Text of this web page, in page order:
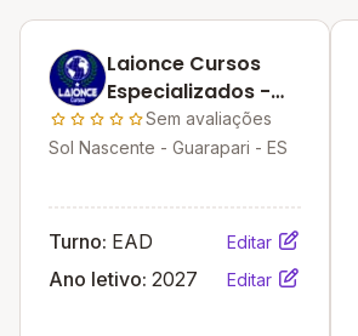
Laionce Cursos
Especializados -
Guarapari
Sem avaliações
Sol Nascente - Guarapari - ES
Turno: EAD Editar
Ano letivo: 2027 Editar